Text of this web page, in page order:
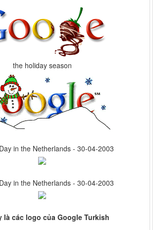
the holiday season
in the Netherlands - 30-04-2003
in the Netherlands - 30-04-2003
là các logo của Google Turkish